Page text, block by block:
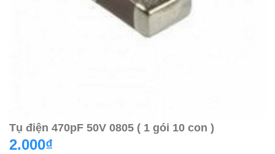
Tụ điện 470pF 50V 0805 ( 1 gói 10 con )
2.000₫